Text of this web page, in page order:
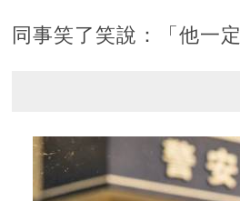
同事笑了笑說：「他一